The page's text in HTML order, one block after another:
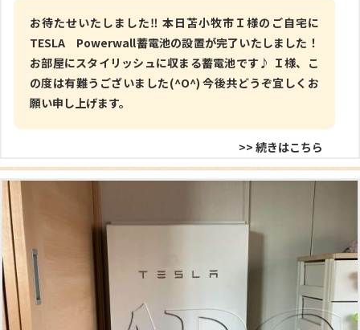
お待たせいたしました‼ 本日苫小牧市Ｉ様のご自宅に
TESLA Powerwall蓄電池の設置が完了いたしました！
お部屋にスタイリッシュに収まる蓄電池です♪ Ｉ様、こ
の度は有難うございました(^O^) 今後共どうぞ宜しくお
願い申し上げます。
>> 続きはこちら